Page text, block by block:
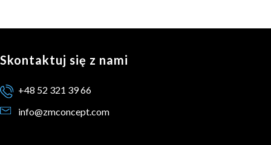
Skontaktuj się z nami
+48 52 321 39 66
info@zmconcept.com